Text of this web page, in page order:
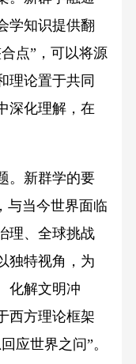
学知识提供翻
点”，可以将源
理论置于共同
深化理解，在
新群学的要
与当今世界面临
理、全球挑战
独特视角，为
化解文明冲
西方理论框架
应世界之问”。